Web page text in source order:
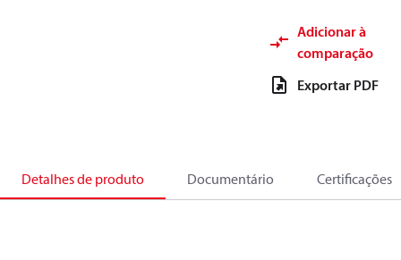
Adicionar à
comparação
Exportar PDF
Detalhes de produto Documentário Certificações